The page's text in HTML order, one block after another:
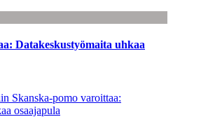
Datakeskustyömaita uhkaa
Skanska-pomo varoittaa:
osaajapula